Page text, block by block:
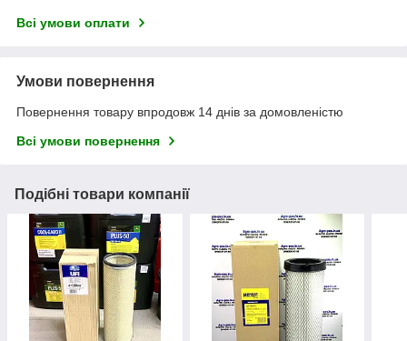
Всі умови оплати
Умови повернення
Повернення товару впродовж 14 днів за домовленістю
Всі умови повернення
Подібні товари компанії